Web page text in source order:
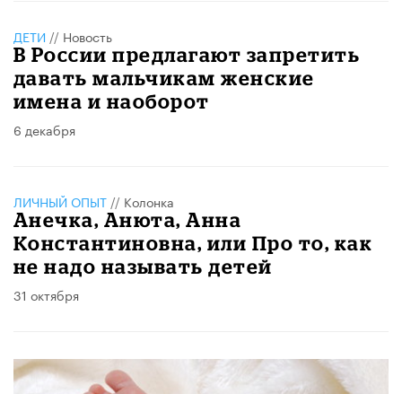
ДЕТИ // Новость
В России предлагают запретить
давать мальчикам женские
имена и наоборот
6 декабря
ЛИЧНЫЙ ОПЫТ // Колонка
Анечка, Анюта, Анна
Константиновна, или Про то, как
не надо называть детей
31 октября